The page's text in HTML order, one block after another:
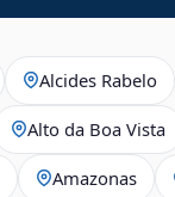
Alcides Rabelo
Alto da Boa Vista
Amazonas